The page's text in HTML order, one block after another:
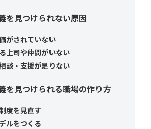
を見つけられない原因
がされていない
上司や仲間がいない
談・支援が足りない
を見つけられる職場の作り方
度を見直す
ルをつくる